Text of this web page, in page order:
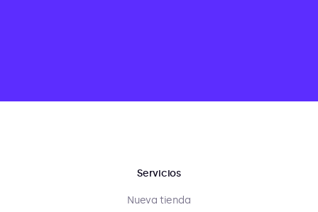
Servicios
Nueva tienda